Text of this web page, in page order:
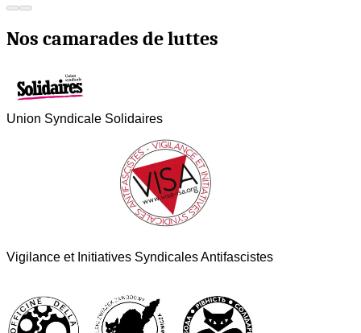
Nos camarades de luttes
Union Syndicale Solidaires
Vigilance et Initiatives Syndicales Antifascistes